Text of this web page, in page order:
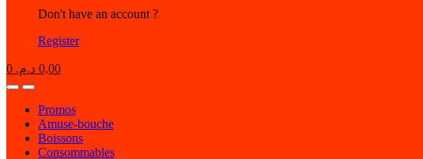
Don't have an account ?
Register
0 0,00 د.م.
OpenClose
Promos
Amuse-bouche
Boissons
Consommables